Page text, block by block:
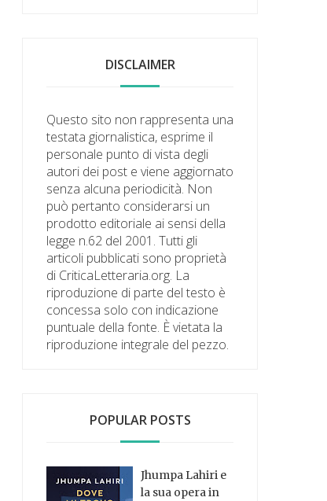
DISCLAIMER
Questo sito non rappresenta una
testata giornalistica, esprime il
personale punto di vista degli
autori dei post e viene aggiornato
senza alcuna periodicità. Non
può pertanto considerarsi un
prodotto editoriale ai sensi della
legge n.62 del 2001. Tutti gli
articoli pubblicati sono proprietà
di CriticaLetteraria.org. La
riproduzione di parte del testo è
concessa solo con indicazione
puntuale della fonte. È vietata la
riproduzione integrale del pezzo.
POPULAR POSTS
Jhumpa Lahiri e
la sua opera in